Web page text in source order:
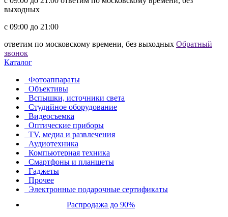
выходных
c 09:00 до 21:00
ответим по московскому времени, без выходных Обратный
звонок
Каталог
Фотоаппараты
Объективы
Вспышки, источники света
Студийное оборудование
Видеосъемка
Оптические приборы
TV, медиа и развлечения
Аудиотехника
Компьютерная техника
Смартфоны и планшеты
Гаджеты
Прочее
Электронные подарочные сертификаты
Распродажа до 90%